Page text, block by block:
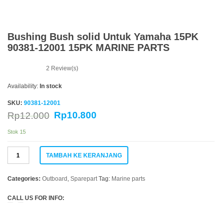
Bushing Bush solid Untuk Yamaha 15PK
90381-12001 15PK MARINE PARTS
2 Review(s)
Availability: In stock
SKU: 90381-12001
Rp12.000 Rp10.800
Stok 15
solid
Yamaha
TAMBAH KE KERANJANG
Categories: Outboard , Sparepart Tag: Marine parts
CALL US FOR INFO: